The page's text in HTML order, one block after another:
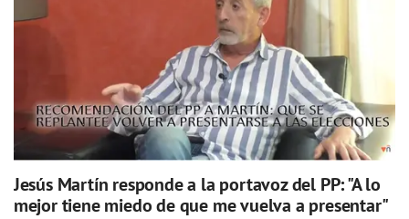
Jesús Martín responde a la portavoz del PP: "A lo
mejor tiene miedo de que me vuelva a presentar"